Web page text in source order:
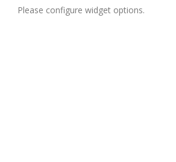
Please configure widget options.